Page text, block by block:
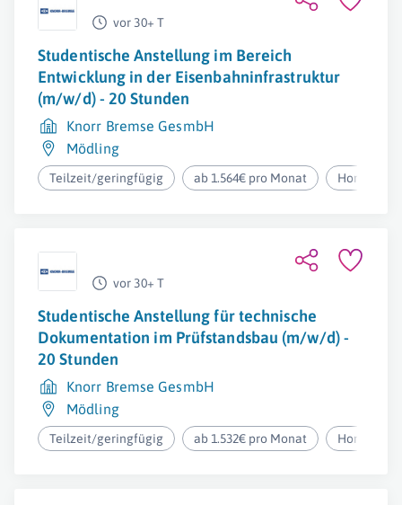
vor 30+ T
Studentische Anstellung im Bereich
Entwicklung in der Eisenbahninfrastruktur
(m/w/d) - 20 Stunden
Knorr Bremse GesmbH
Mödling
Teilzeit/geringfügig ab 1.564€ pro Monat
vor 30+ T
Studentische Anstellung für technische
Dokumentation im Prüfstandsbau (m/w/d) -
20 Stunden
Knorr Bremse GesmbH
Mödling
Teilzeit/geringfügig ab 1.532€ pro Monat